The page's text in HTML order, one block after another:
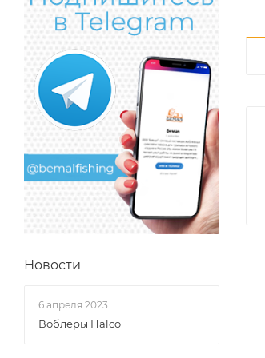
Новости
6 апреля 2023
Воблеры Halco